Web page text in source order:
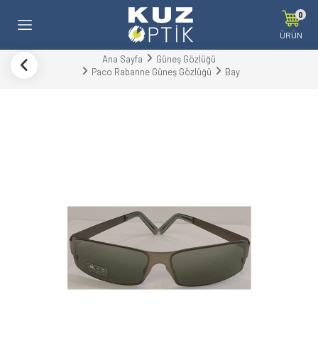
0
ÜRÜN
Ana Sayfa
Güneş Gözlüğü
Paco Rabanne Güneş Gözlüğü
Bay